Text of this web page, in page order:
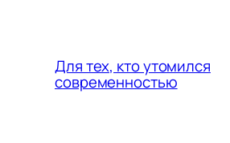
Для тех, кто утомился
современностью